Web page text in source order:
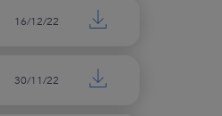
AREA RISERVATA
16/12/22
30/11/22